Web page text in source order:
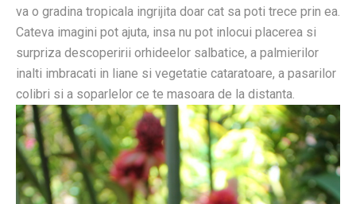
va o gradina tropicala ingrijita doar cat sa poti trece prin ea.
Cateva imagini pot ajuta, insa nu pot inlocui placerea si
surpriza descoperirii orhideelor salbatice, a palmierilor
inalti imbracati in liane si vegetatie cataratoare, a pasarilor
colibri si a soparlelor ce te masoara de la distanta.